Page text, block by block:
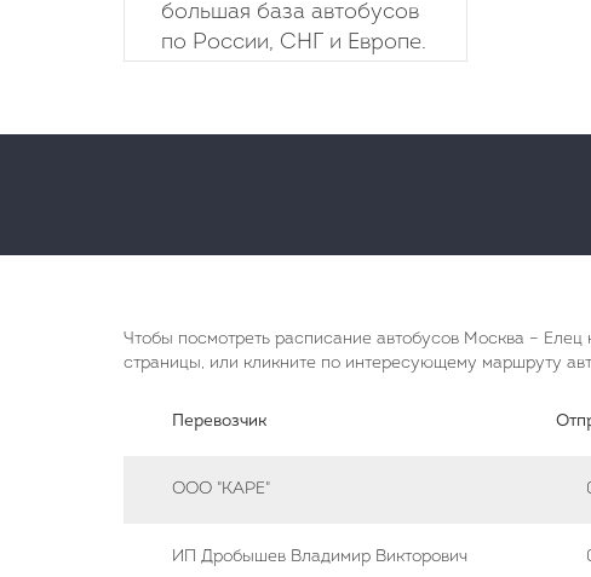
большая база автобусов
по России, СНГ и Европе.
Чтобы посмотреть расписание автобусов Москва –
страницы, или кликните по интересующему маршруту
Перевозчик
ООО "КАРЕ"
ИП Дробышев Владимир Викторович